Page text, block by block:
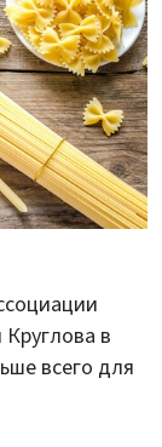
в
всего для